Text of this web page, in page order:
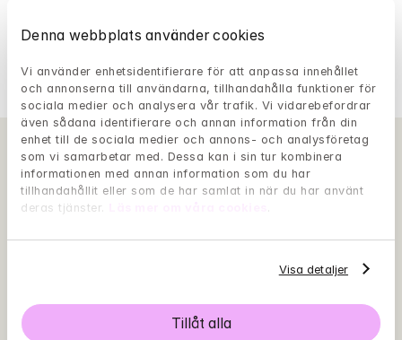
Denna webbplats använder cookies
Vi använder enhetsidentifierare för att anpassa innehållet
och annonserna till användarna, tillhandahålla funktioner för
sociala medier och analysera vår trafik. Vi vidarebefordrar
även sådana identifierare och annan information från din
enhet till de sociala medier och annons- och analysföretag
som vi samarbetar med. Dessa kan i sin tur kombinera
informationen med annan information som du har
tillhandahållit eller som de har samlat in när du har använt
deras tjänster.
Visa detaljer
Tillåt alla
ångest